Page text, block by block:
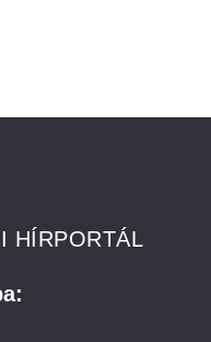
HÍRPORTÁL